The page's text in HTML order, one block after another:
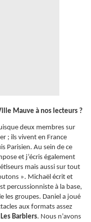
Mauve à nos lecteurs ?
deux membres sur
; ils vivent en France
Parisien. Au sein de ce
et j’écris également
mais aussi sur tout
». Michaël écrit et
percussionniste à la base,
les groupes. Daniel a joué
aux formats assez
Les Barbiers. Nous n’avons